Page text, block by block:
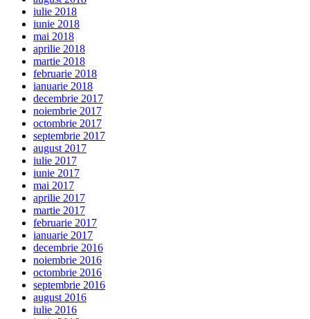
iulie 2018
iunie 2018
mai 2018
aprilie 2018
martie 2018
februarie 2018
ianuarie 2018
decembrie 2017
noiembrie 2017
octombrie 2017
septembrie 2017
august 2017
iulie 2017
iunie 2017
mai 2017
aprilie 2017
martie 2017
februarie 2017
ianuarie 2017
decembrie 2016
noiembrie 2016
octombrie 2016
septembrie 2016
august 2016
iulie 2016